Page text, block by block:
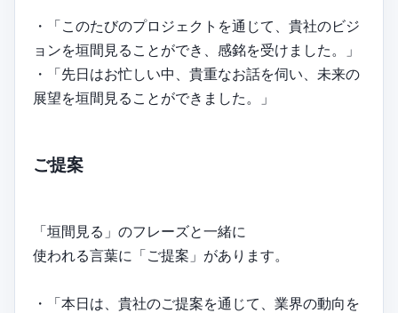
・「このたびのプロジェクトを通じて、貴社のビジ
ョンを垣間見ることができ、感銘を受けました。」
・「先日はお忙しい中、貴重なお話を伺い、未来の
展望を垣間見ることができました。」
ご提案
「垣間見る」のフレーズと一緒に
使われる言葉に「ご提案」があります。
・「本日は、貴社のご提案を通じて、業界の動向を